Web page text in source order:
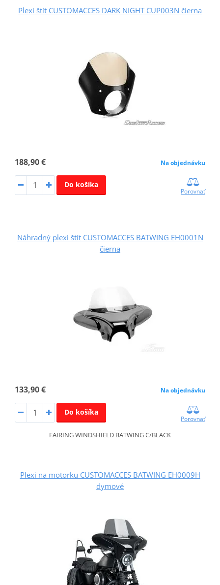
Plexi štít CUSTOMACCES DARK NIGHT CUP003N čierna
188,90 € Na objednávku
Do košíka
Porovnať
Náhradný plexi štít CUSTOMACCES BATWING EH0001N
čierna
133,90 € Na objednávku
Do košíka
Porovnať
FAIRING WINDSHIELD BATWING C/BLACK
Plexi na motorku CUSTOMACCES BATWING EH0009H
dymové